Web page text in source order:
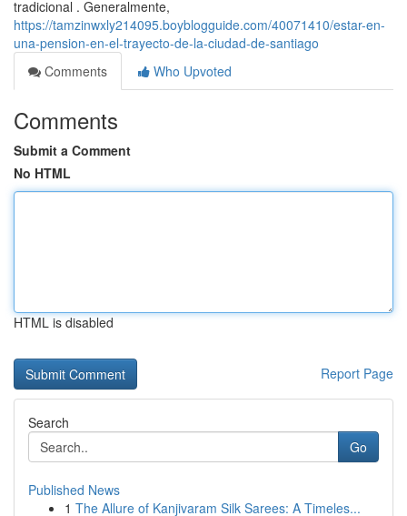
tradicional . Generalmente,
https://tamzinwxly214095.boyblogguide.com/40071410/estar-en-
una-pension-en-el-trayecto-de-la-ciudad-de-santiago
Comments
Who Upvoted
Comments
Submit a Comment
No HTML
HTML is disabled
Report Page
Search
Go
Published News
1 The Allure of Kanjivaram Silk Sarees: A Timeles...